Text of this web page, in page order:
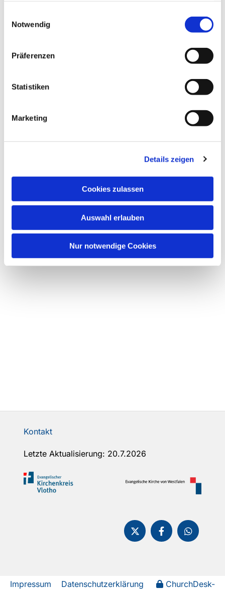
Notwendig
Präferenzen
Statistiken
Marketing
Details zeigen
Cookies zulassen
Auswahl erlauben
Nur notwendige Cookies
Dies könnte Sie auch
Kontakt
Letzte Aktualisierung: 20.7.2026
Impressum Datenschutzerklärung ChurchDesk-